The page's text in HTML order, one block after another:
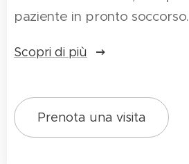
paziente in pronto soccorso.
Scopri di più
Prenota una visita